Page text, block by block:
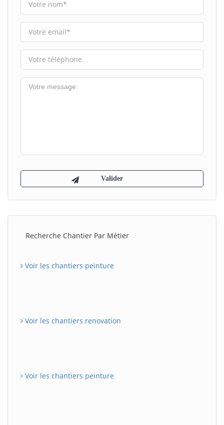
Recherche Chantier Par Métier
Voir les chantiers peinture
Voir les chantiers renovation
Voir les chantiers peinture